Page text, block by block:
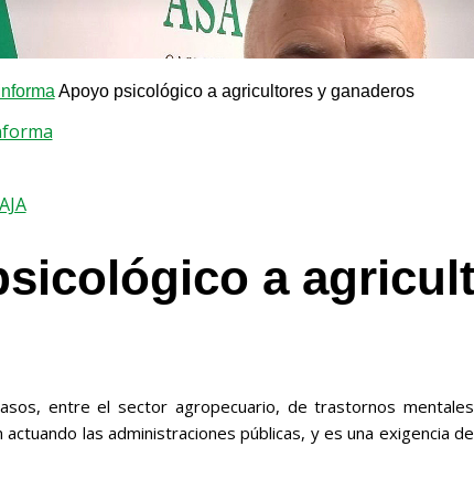
Apoyo psicológico a agricultores y ganaderos
a
entre el sector agropecuario, de trastornos mentales
las administraciones públicas, y es una exigencia de